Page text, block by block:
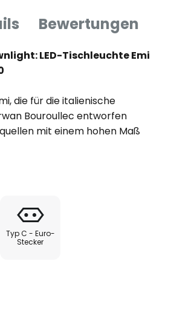
Bewertungen
LED-Tischleuchte Emi
die für die italienische
Bouroullec entworfen
mit einem hohen Maß
Erfahrung von Licht
monolithischen Körpers
auf der Gruppierung von
Profilen, die der
Hierbei können
Ein Touch-Dimmer ist
Typ C - Euro-
Stecker